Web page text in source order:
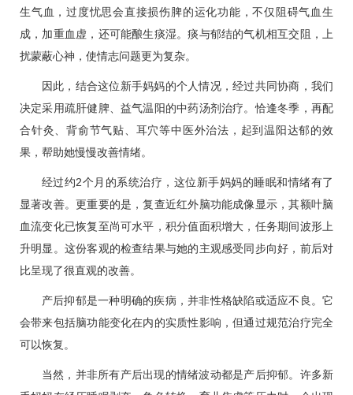
生气血，过度忧思会直接损伤脾的运化功能，不仅阻碍气血生
成，加重血虚，还可能酿生痰湿。痰与郁结的气机相互交阻，上
扰蒙蔽心神，使情志问题更为复杂。
因此，结合这位新手妈妈的个人情况，经过共同协商，我们
决定采用疏肝健脾、益气温阳的中药汤剂治疗。恰逢冬季，再配
合针灸、背俞节气贴、耳穴等中医外治法，起到温阳达郁的效
果，帮助她慢慢改善情绪。
经过约2个月的系统治疗，这位新手妈妈的睡眠和情绪有了
显著改善。更重要的是，复查近红外脑功能成像显示，其额叶脑
血流变化已恢复至尚可水平，积分值面积增大，任务期间波形上
升明显。这份客观的检查结果与她的主观感受同步向好，前后对
比呈现了很直观的改善。
产后抑郁是一种明确的疾病，并非性格缺陷或适应不良。它
会带来包括脑功能变化在内的实质性影响，但通过规范治疗完全
可以恢复。
当然，并非所有产后出现的情绪波动都是产后抑郁。许多新